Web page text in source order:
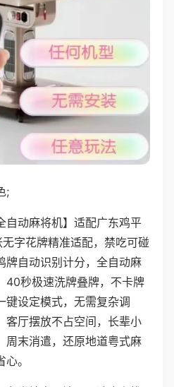
;
自动麻将机】适配广东鸡平
字花牌精准适配，禁吃可碰
牌自动识别计分，全自动麻
40秒极速洗牌叠牌，不卡牌
键设定模式，无需复杂调
客厅摆放不占空间，长辈小
周末消遣，还原地道粤式麻
。